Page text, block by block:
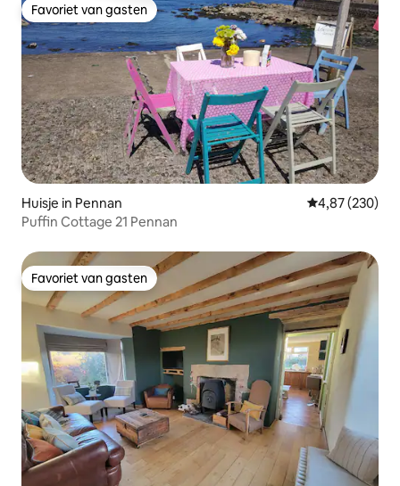
Favoriet van gasten
Favoriet van gasten
Huisje in Pennan Gemiddelde
4,87 (230)
Puffin Cottage 21 Pennan
Favoriet van gasten
Favoriet van gasten